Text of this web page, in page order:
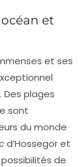
et
et ses
Des plages
sont
du monde
d’Hossegoret
de